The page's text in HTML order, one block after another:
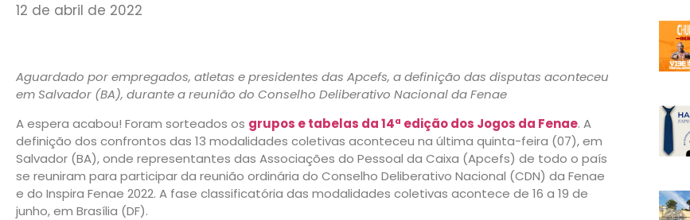
12 de abril de 2022
Aguardado por empregados, atletas e presidentes das Apcefs, a definição das disputas aconteceu
em Salvador (BA), durante a reunião do Conselho Deliberativo Nacional da Fenae
A espera acabou! Foram sorteados os grupos e tabelas da 14ª edição dos Jogos da Fenae. A
definição dos confrontos das 13 modalidades coletivas aconteceu na última quinta-feira (07), em
Salvador (BA), onde representantes das Associações do Pessoal da Caixa (Apcefs) de todo o país
se reuniram para participar da reunião ordinária do Conselho Deliberativo Nacional (CDN) da Fenae
e do Inspira Fenae 2022. A fase classificatória das modalidades coletivas acontece de 16 a 19 de
junho, em Brasília (DF).